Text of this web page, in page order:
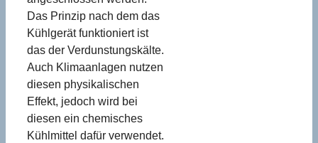
Das Prinzip nach dem das
Kühlgerät funktioniert ist
das der Verdunstungskälte.
Auch Klimaanlagen nutzen
diesen physikalischen
Effekt, jedoch wird bei
diesen ein chemisches
Kühlmittel dafür verwendet.